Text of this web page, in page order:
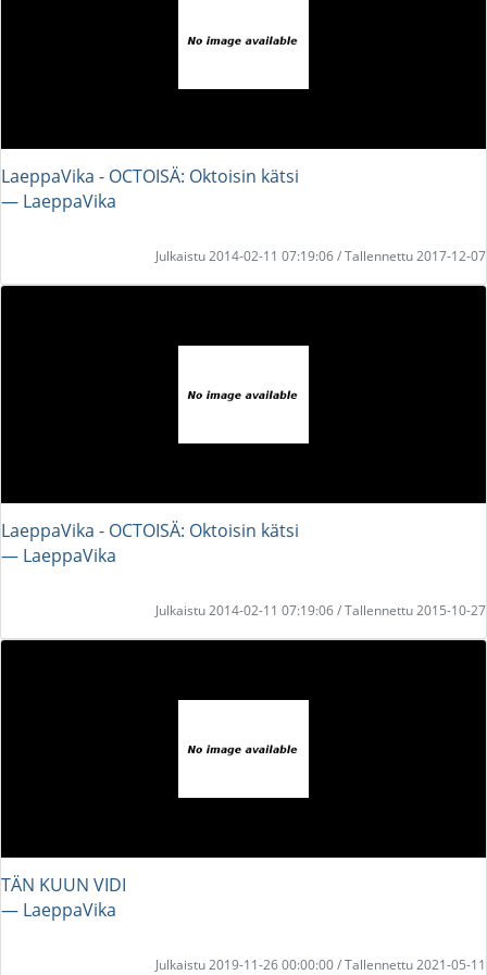
LaeppaVika - OCTOISÄ: Oktoisin kätsi
― LaeppaVika
Julkaistu 2014-02-11 07:19:06 / Tallennettu 2017-12-07
LaeppaVika - OCTOISÄ: Oktoisin kätsi
― LaeppaVika
Julkaistu 2014-02-11 07:19:06 / Tallennettu 2015-10-27
TÄN KUUN VIDI
― LaeppaVika
Julkaistu 2019-11-26 00:00:00 / Tallennettu 2021-05-11